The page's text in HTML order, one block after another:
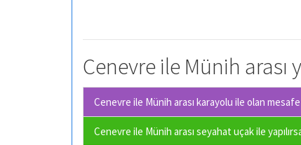
Cenevre ile Münih
Cenevre ile Münih arası karayolu ile olan mesafe
Cenevre ile Münih arası seyahat uçak ile